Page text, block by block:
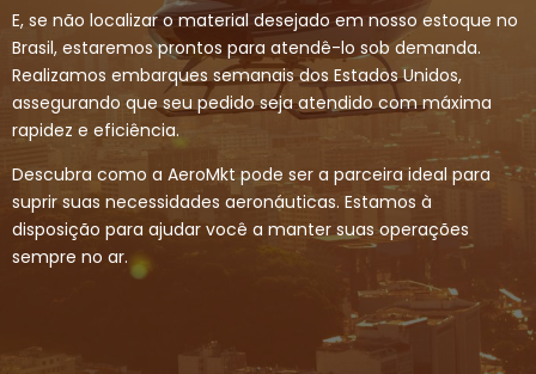
E, se não localizar o material desejado em nosso estoque no
Brasil, estaremos prontos para atendê-lo sob demanda.
Realizamos embarques semanais dos Estados Unidos,
assegurando que seu pedido seja atendido com máxima
rapidez e eficiência.
Descubra como a AeroMkt pode ser a parceira ideal para
suprir suas necessidades aeronáuticas. Estamos à
disposição para ajudar você a manter suas operações
sempre no ar.